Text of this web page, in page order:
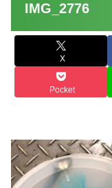
IMG_2776
X
Pocket